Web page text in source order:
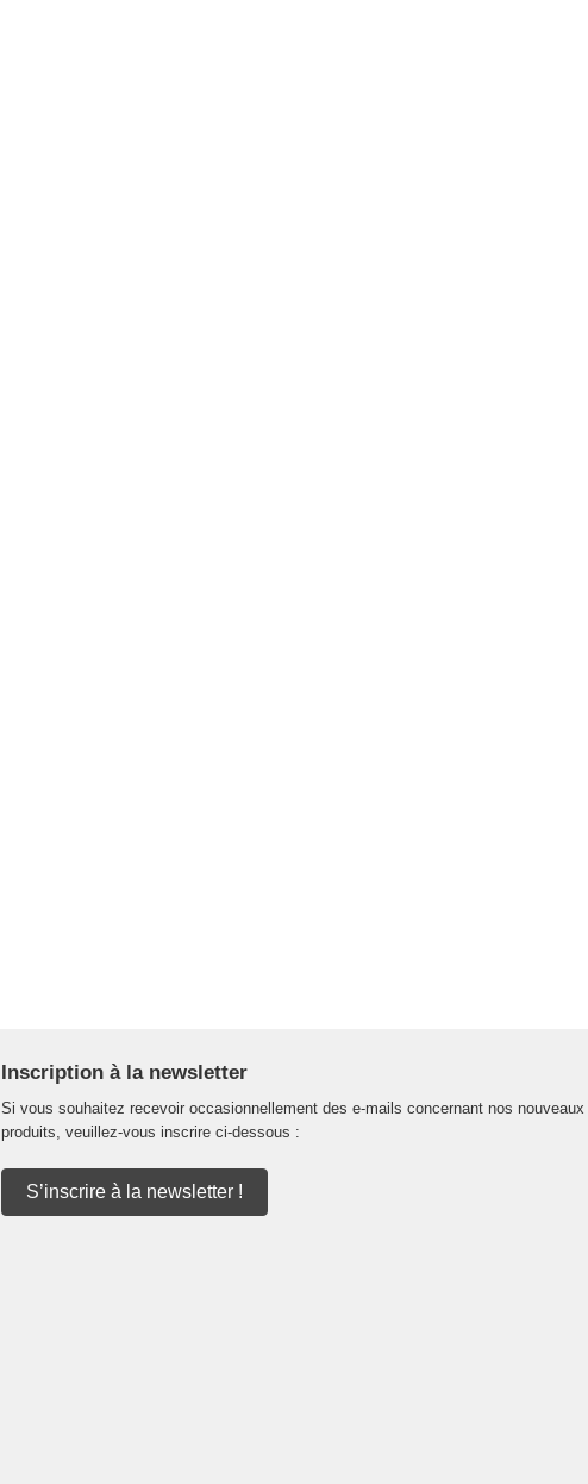
Inscription à la newsletter
Si vous souhaitez recevoir occasionnellement des e-mails concernant nos nouveaux
produits, veuillez-vous inscrire ci-dessous :
S’inscrire à la newsletter !